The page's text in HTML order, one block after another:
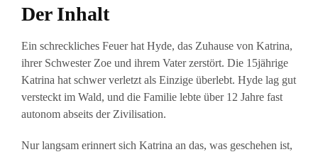
Der Inhalt
Ein schreckliches Feuer hat Hyde, das Zuhause von Katrina,
ihrer Schwester Zoe und ihrem Vater zerstört. Die 15jährige
Katrina hat schwer verletzt als Einzige überlebt. Hyde lag gut
versteckt im Wald, und die Familie lebte über 12 Jahre fast
autonom abseits der Zivilisation.
Nur langsam erinnert sich Katrina an das, was geschehen ist,